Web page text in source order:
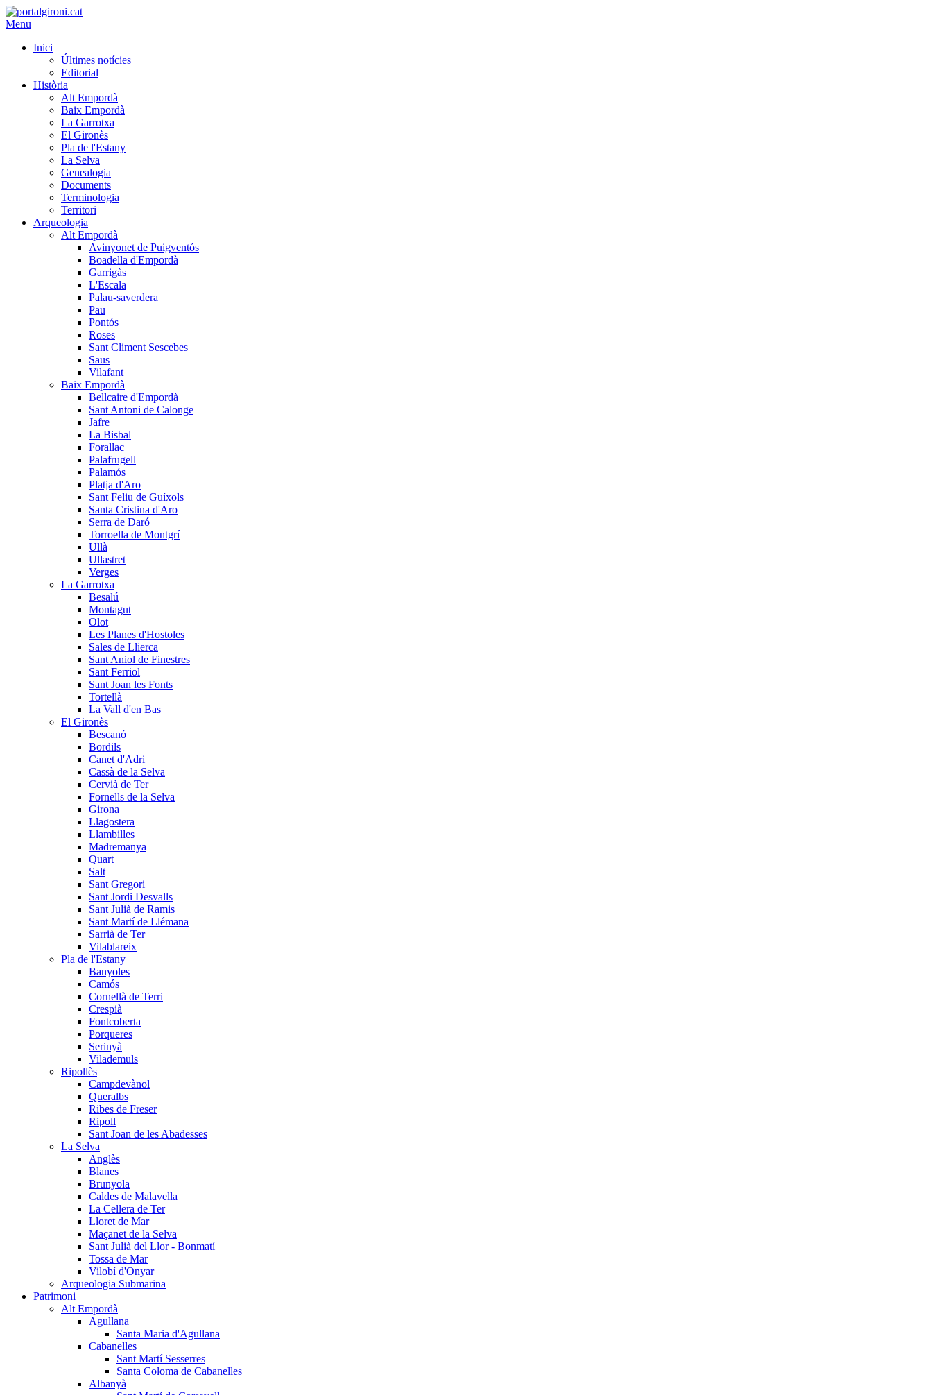
Menu
Inici
Últimes notícies
Editorial
Història
Alt Empordà
Baix Empordà
La Garrotxa
El Gironès
Pla de l'Estany
La Selva
Genealogia
Documents
Terminologia
Territori
Arqueologia
Alt Empordà
Avinyonet de Puigventós
Boadella d'Empordà
Garrigàs
L'Escala
Palau-saverdera
Pau
Pontós
Roses
Sant Climent Sescebes
Saus
Vilafant
Baix Empordà
Bellcaire d'Empordà
Sant Antoni de Calonge
Jafre
La Bisbal
Forallac
Palafrugell
Palamós
Platja d'Aro
Sant Feliu de Guíxols
Santa Cristina d'Aro
Serra de Daró
Torroella de Montgrí
Ullà
Ullastret
Verges
La Garrotxa
Besalú
Montagut
Olot
Les Planes d'Hostoles
Sales de Llierca
Sant Aniol de Finestres
Sant Ferriol
Sant Joan les Fonts
Tortellà
La Vall d'en Bas
El Gironès
Bescanó
Bordils
Canet d'Adri
Cassà de la Selva
Cervià de Ter
Fornells de la Selva
Girona
Llagostera
Llambilles
Madremanya
Quart
Salt
Sant Gregori
Sant Jordi Desvalls
Sant Julià de Ramis
Sant Martí de Llémana
Sarrià de Ter
Vilablareix
Pla de l'Estany
Banyoles
Camós
Cornellà de Terri
Crespià
Fontcoberta
Porqueres
Serinyà
Vilademuls
Ripollès
Campdevànol
Queralbs
Ribes de Freser
Ripoll
Sant Joan de les Abadesses
La Selva
Anglès
Blanes
Brunyola
Caldes de Malavella
La Cellera de Ter
Lloret de Mar
Maçanet de la Selva
Sant Julià del Llor - Bonmatí
Tossa de Mar
Vilobí d'Onyar
Arqueologia Submarina
Patrimoni
Alt Empordà
Agullana
Santa Maria d'Agullana
Cabanelles
Sant Martí Sesserres
Santa Coloma de Cabanelles
Albanyà